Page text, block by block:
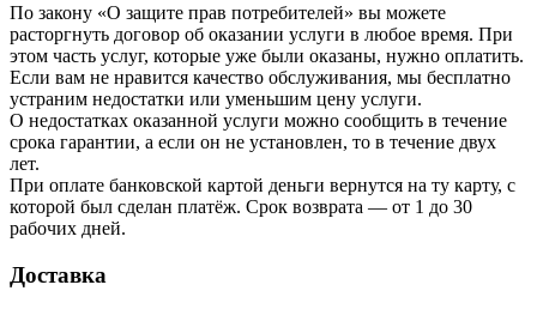
По закону «О защите прав потребителей» вы можете
расторгнуть договор об оказании услуги в любое время. При
этом часть услуг, которые уже были оказаны, нужно оплатить.
Если вам не нравится качество обслуживания, мы бесплатно
устраним недостатки или уменьшим цену услуги.
О недостатках оказанной услуги можно сообщить в течение
срока гарантии, а если он не установлен, то в течение двух
лет.
При оплате банковской картой деньги вернутся на ту карту, с
которой был сделан платёж. Срок возврата — от 1 до 30
рабочих дней.
Доставка